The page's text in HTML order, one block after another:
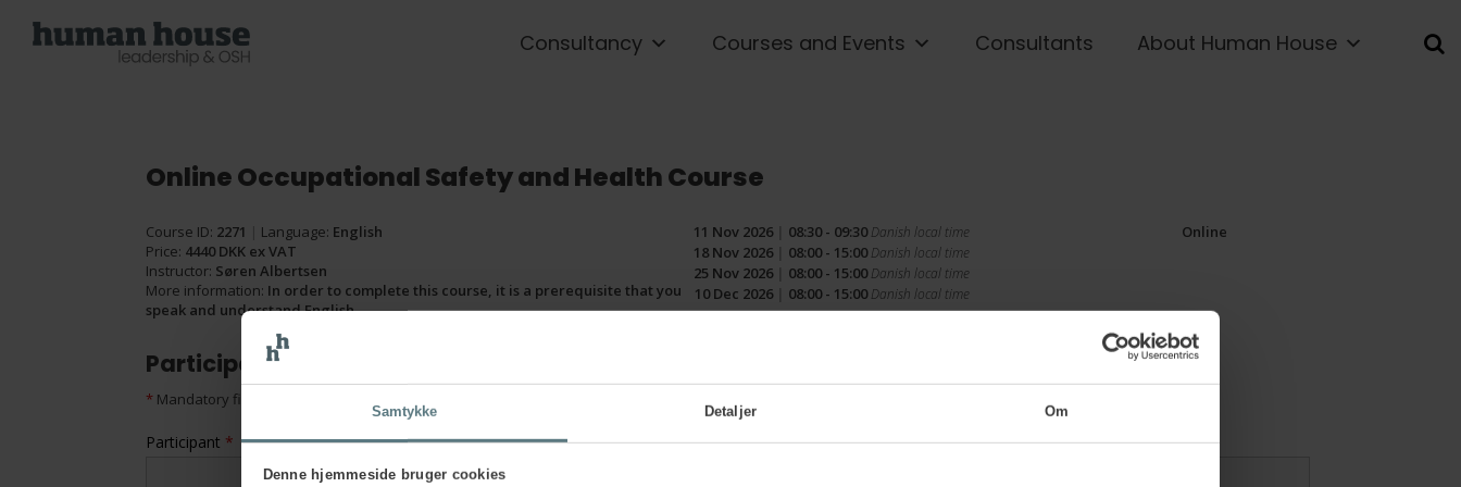
Samtykke Detaljer Om
Denne hjemmeside bruger cookies
Consultancy Courses and Events Consultants About Human House
Online Occupational Safety and Health Course
Course ID: 2271 Language: English
Price: 4440 DKK ex VAT
Instructor: Søren Albertsen
More information: In order to complete this course, it is a prerequisite that you
speak and understand English.
11 Nov 2026 08:30 - 09:30Danish local time
18 Nov 2026 08:00 - 15:00Danish local time
25 Nov 2026 08:00 - 15:00Danish local time
10 Dec 2026 08:00 - 15:00Danish local time
Online
Participant information
* Mandatory fields
Participant *